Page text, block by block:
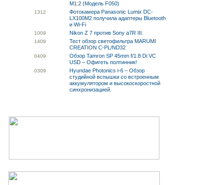
M1:2 (Модель F050)
1312
Фотокамера Panasonic Lumix DC-
LX100M2 получила адаптеры Bluetooth
и Wi-Fi
1009 Nikon Z 7 против Sony a7R III.
1409
Тест обзор светофильтра MARUMI
CREATION C-PL/ND32
0409
Обзор Tamron SP 45mm f/1.8 Di VC
USD – Офигеть полтинник!
0309
Hyundae Photonics i-6 – Обзор
студийной вспышки со встроенным
аккумулятором и высокоскоростной
синхронизацией.